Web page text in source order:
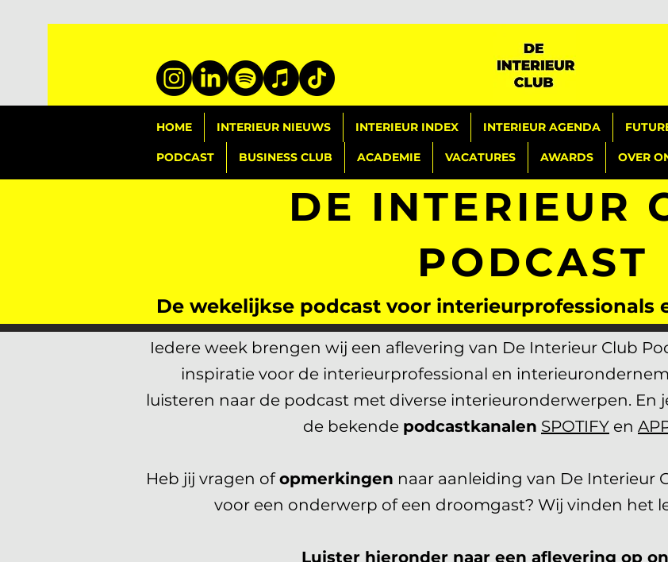
HOME INTERIEUR NIEUWS INTERIEUR INDEX INTERIEUR AGENDA
PODCAST BUSINESS CLUB ACADEMIE VACATURES AWARDS OVER
DE INTERIEUR
PODCAST
De wekelijkse podcast voor interieurprofessionals
Iedere week brengen wij een aflevering van De Interieur Club
inspiratie voor de interieurprofessional en
luisteren naar de podcast met diverse interieuronderwerpen. En
de bekende podcastkanalen SPOTIFY en
Heb jij vragen ofopmerkingen naar aanleiding van De Interieur
voor een onderwerp of een droomgast? Wij vinden het
Luister hieronder naar een aflevering op